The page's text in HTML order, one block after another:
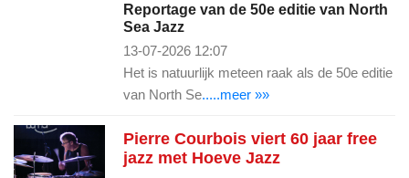
Reportage van de 50e editie van North
Sea Jazz
13-07-2026 12:07
Het is natuurlijk meteen raak als de 50e editie
van North Se.....meer »»
Pierre Courbois viert 60 jaar free
jazz met Hoeve Jazz